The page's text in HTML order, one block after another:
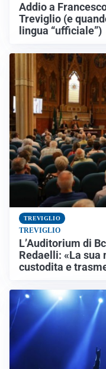
Addio a
Treviglio (e
lingua “ufficiale”)
TREVIGLIO
TREVIGLIO
L’Auditorium di
Redaelli: «La
custodita e